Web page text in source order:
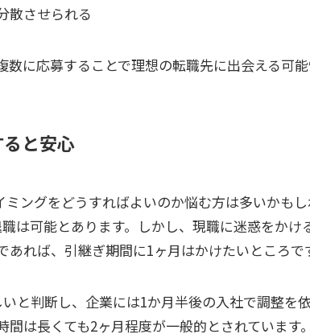
散させられる
に応募することで理想の転職先に出会える可能
と安心
ングをどうすればよいのか悩む方は多いかも
は可能とあります。しかし、現職に迷惑をかけ
れば、引継ぎ期間に1ヶ月はかけたいところで
と判断し、企業には1か月半後の入社で調整を
は長くても2ヶ月程度が一般的とされています